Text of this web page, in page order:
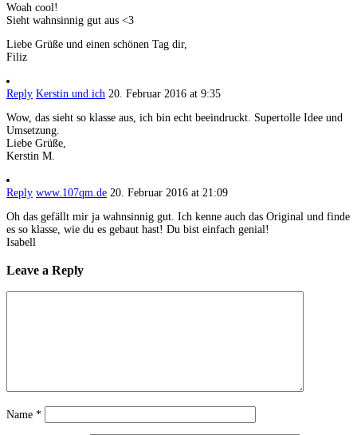
Woah cool!
Sieht wahnsinnig gut aus <3
Liebe Grüße und einen schönen Tag dir,
Filiz
Reply Kerstin und ich 20. Februar 2016 at 9:35
Wow, das sieht so klasse aus, ich bin echt beeindruckt. Supertolle Idee und
Umsetzung.
Liebe Grüße,
Kerstin M.
Reply www.107qm.de 20. Februar 2016 at 21:09
Oh das gefällt mir ja wahnsinnig gut. Ich kenne auch das Original und finde
es so klasse, wie du es gebaut hast! Du bist einfach genial!
Isabell
Leave a Reply
Name *